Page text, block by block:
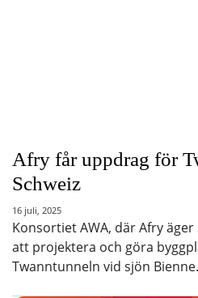
Afry får uppdrag för
Schweiz
16 juli, 2025
Konsortiet AWA, där Afry
att projektera och göra
Twanntunneln vid sjön